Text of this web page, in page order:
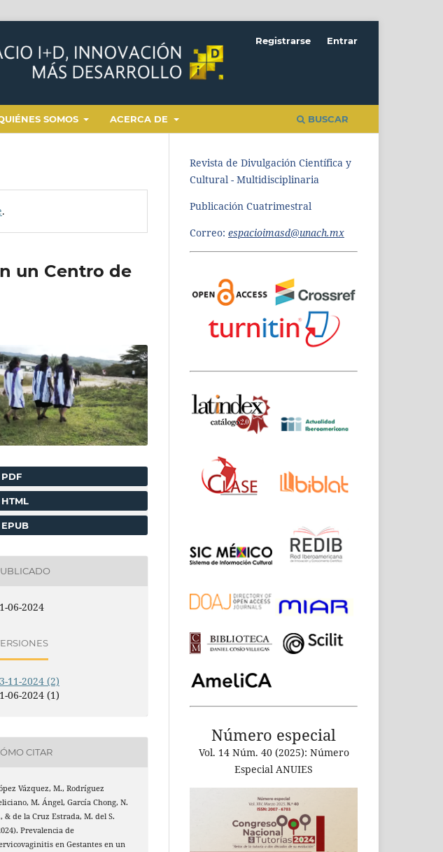
SOMOS ACERCA DE BUSCAR
Registrarse Entrar
.
un Centro de
PDF
HTML
EPUB
06-2024
11-2024 (2)
06-2024 (1)
CITAR
Vázquez, M., Rodríguez
M. Ángel, García Chong, N.
& de la Cruz Estrada, M. del S.
Prevalencia de
en Gestantes en un
Revista de Divulgación Científica y
Cultural - Multidisciplinaria
Publicación Cuatrimestral
Correo: espacioimasd@unach.mx
Número especial
Vol. 14 Núm. 40 (2025): Número
Especial ANUIES